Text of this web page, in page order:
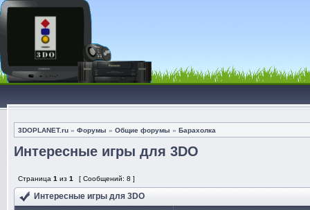
3DOPLANET.ru » Форумы » Общие форумы » Барахолка
Интересные игры для 3DO
Страница 1 из 1 [ Сообщений: 8 ]
Интересные игры для 3DO